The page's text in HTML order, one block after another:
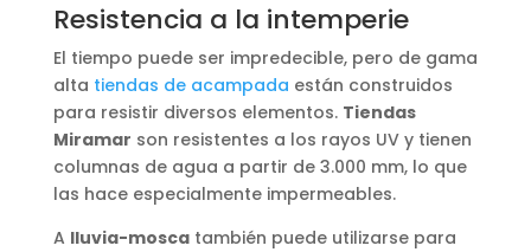
Resistencia a la intemperie
El tiempo puede ser impredecible, pero de gama
alta tiendas de acampada están construidos
para resistir diversos elementos. Tiendas
Miramar son resistentes a los rayos UV y tienen
columnas de agua a partir de 3.000 mm, lo que
las hace especialmente impermeables.
A lluvia-moscatambién puede utilizarse para